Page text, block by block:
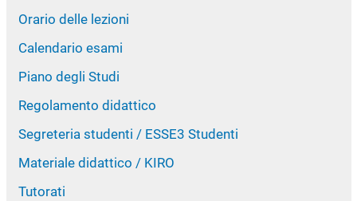
Orario delle lezioni
Calendario esami
Piano degli Studi
Regolamento didattico
Segreteria studenti / ESSE3 Studenti
Materiale didattico / KIRO
Tutorati